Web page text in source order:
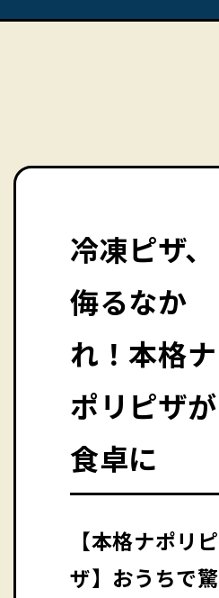
冷凍ピザ、
侮るなか
れ！本格ナ
ポリピザが
食卓に
【本格ナポリピ
ザ】おうちで驚